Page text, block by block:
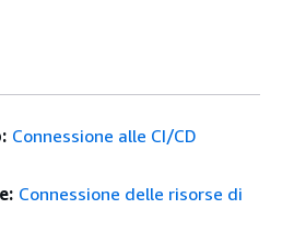
Connessione alle CI/CD
Connessione delle risorse di